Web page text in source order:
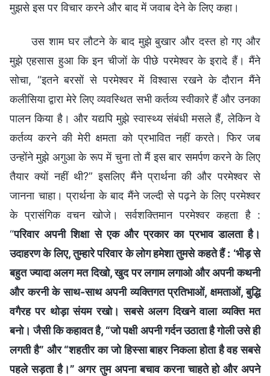
मुझसे इस पर विचार करने और बाद में जवाब देने के लिए कहा।
उस शाम घर लौटने के बाद मुझे बुखार और दस्त हो गए और
मुझे एहसास हुआ कि इन चीजों के पीछे परमेश्वर के इरादे हैं। मैंने
सोचा, “इतने बरसों से परमेश्वर में विश्वास रखने के दौरान मैंने
कलीसिया द्वारा मेरे लिए व्यवस्थित सभी कर्तव्य स्वीकारे हैं और उनका
पालन किया है। और यद्यपि मुझे स्वास्थ्य संबंधी मसले हैं, लेकिन वे
कर्तव्य करने की मेरी क्षमता को प्रभावित नहीं करते। फिर जब
उन्होंने मुझे अगुआ के रूप में चुना तो मैं इस बार समर्पण करने के लिए
तैयार क्यों नहीं थी?” इसलिए मैंने प्रार्थना की और परमेश्वर से
जानना चाहा। प्रार्थना के बाद मैंने जल्दी से पढ़ने के लिए परमेश्वर
के प्रासंगिक वचन खोजे। सर्वशक्तिमान परमेश्वर कहता है :
“परिवार अपनी शिक्षा से एक और प्रकार का प्रभाव डालता है।
उदाहरण के लिए, तुम्हारे परिवार के लोग हमेशा तुमसे कहते हैं : ‘भीड़ से
बहुत ज्यादा अलग मत दिखो, खुद पर लगाम लगाओ और अपनी कथनी
और करनी के साथ-साथ अपनी व्यक्तिगत प्रतिभाओं, क्षमताओं, बुद्धि
वगैरह पर थोड़ा संयम रखो। सबसे अलग दिखने वाला व्यक्ति मत
बनो। जैसी कि कहावत है, “जो पक्षी अपनी गर्दन उठाता है गोली उसे ही
लगती है” और “शहतीर का जो हिस्सा बाहर निकला होता है वह सबसे
पहले सड़ता है।” अगर तुम अपना बचाव करना चाहते हो और अपने